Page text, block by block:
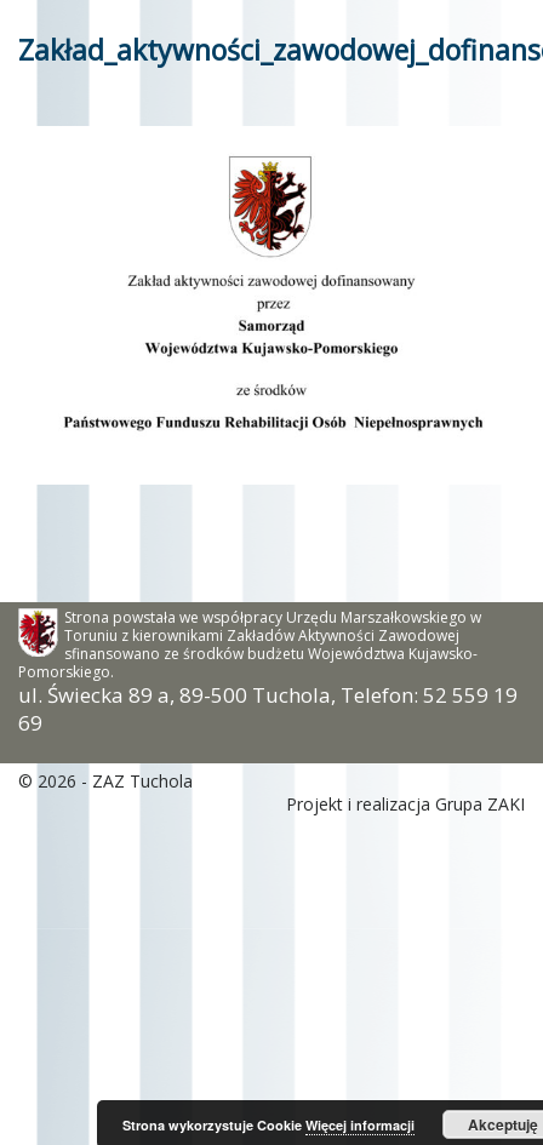
Strona powstała we współpracy Urzędu Marszałkowskiego w
Toruniu z kierownikami Zakładów Aktywności Zawodowej
sfinansowano ze środków budżetu Województwa Kujawsko-
Pomorskiego.
ul. Świecka 89 a, 89-500 Tuchola, Telefon: 52 559 19
69
© 2026 - ZAZ Tuchola
Projekt i realizacja Grupa ZAKI
Strona wykorzystuje Cookie Więcej informacji Akceptuję